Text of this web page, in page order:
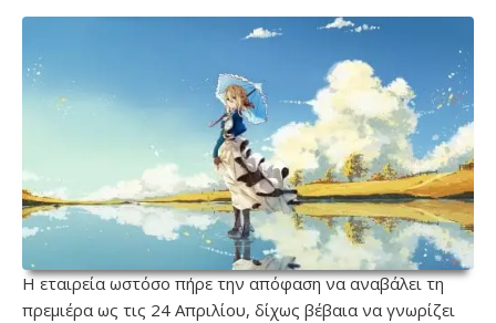
Η εταιρεία ωστόσο πήρε την απόφαση να αναβάλει τη
πρεμιέρα ως τις 24 Απριλίου, δίχως βέβαια να γνωρίζει